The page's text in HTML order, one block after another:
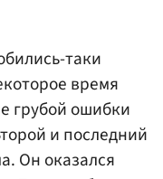
таки
время
грубой ошибки
и последний
Он оказался